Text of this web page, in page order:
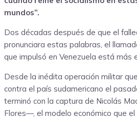
mundos”.
Dos décadas después de que el
pronunciara estas palabras, el
que impulsó en Venezuela está más
Desde la inédita operación militar
contra el país sudamericano el
terminó con la captura de Nicolás
Flores—, el modelo económico que